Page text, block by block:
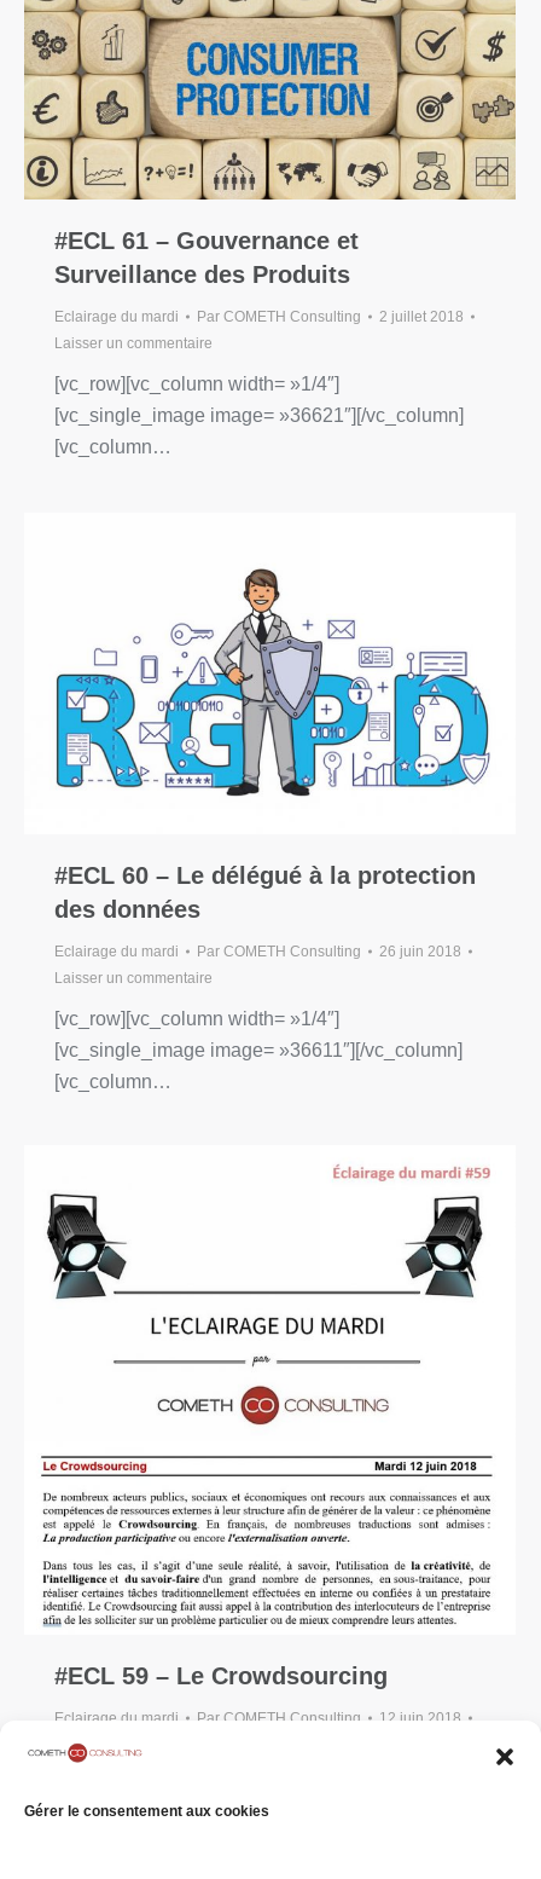
Gérer le consentement aux cookies
#ECL 61 – Gouvernance et
Surveillance des Produits
Eclairage du mardi Par COMETH Consulting
2 juillet 2018
Laisser un commentaire
[vc_row][vc_column width= »1/4″]
[vc_single_image image= »36621″][/vc_column]
[vc_column…
#ECL 60 – Le délégué à la protection
des données
Eclairage du mardi Par COMETH Consulting
26 juin 2018
Laisser un commentaire
[vc_row][vc_column width= »1/4″]
[vc_single_image image= »36611″][/vc_column]
[vc_column…
#ECL 59 – Le Crowdsourcing
Eclairage du mardi Par COMETH Consulting
12 juin 2018
Laisser un commentaire
[vc_single_image image= »36595″][/vc_column]